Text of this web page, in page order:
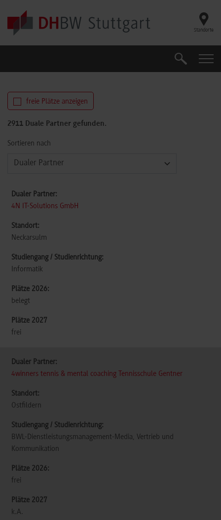
Skip to main content
Standorte
Suche
freie Plätze anzeigen
2911 Duale Partner gefunden.
Sortieren nach
4N IT-Solutions GmbH
Neckarsulm
Informatik
belegt
frei
4winners tennis & mental coaching Tennisschule Gentner
Ostfildern
BWL-Dienstleistungsmanagement-Media, Vertrieb und
Kommunikation
frei
k.A.